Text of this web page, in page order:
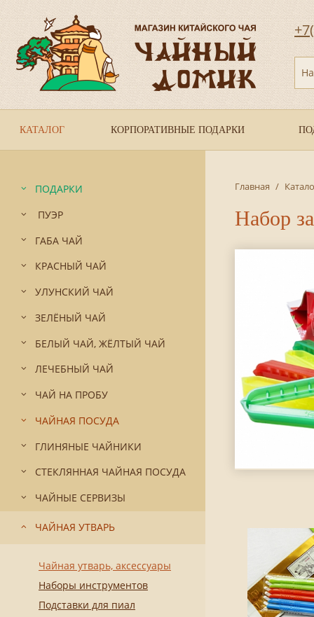
КАТАЛОГ КОРПОРАТИВНЫЕ ПОДАРКИ
ПОДАРКИ
ПУЭР
ГАБА ЧАЙ
КРАСНЫЙ ЧАЙ
УЛУНСКИЙ ЧАЙ
ЗЕЛЁНЫЙ ЧАЙ
БЕЛЫЙ ЧАЙ, ЖЁЛТЫЙ ЧАЙ
ЛЕЧЕБНЫЙ ЧАЙ
ЧАЙ НА ПРОБУ
ЧАЙНАЯ ПОСУДА
ГЛИНЯНЫЕ ЧАЙНИКИ
СТЕКЛЯННАЯ ЧАЙНАЯ ПОСУДА
ЧАЙНЫЕ СЕРВИЗЫ
ЧАЙНАЯ УТВАРЬ
Чайная утварь, аксессуары
Наборы инструментов
Подставки для пиал
Главная /
Набор